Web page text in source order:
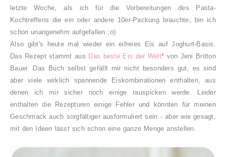
letzte Woche, als ich für die Vorbereitungen des Pasta-
Kochtreffens die ein oder andere 10er-Packung brauchte, bin ich
schon unangenehm aufgefallen ;o)
Also gibt's heute mal wieder ein eifreies Eis auf Joghurt-Basis.
Das Rezept stammt aus Das beste Eis der Welt* von Jeni Britton
Bauer. Das Buch selbst gefällt mir nicht besonders gut, es sind
aber viele wirklich spannende Eiskombinationen enthalten, aus
denen ich mir sicher noch einige rauspicken werde. Leider
enthalten die Rezepturen einige Fehler und könnten für meinen
Geschmack auch sorgfältiger ausformuliert sein - aber wie gesagt,
mit den Ideen lässt sich schon eine ganze Menge anstellen.